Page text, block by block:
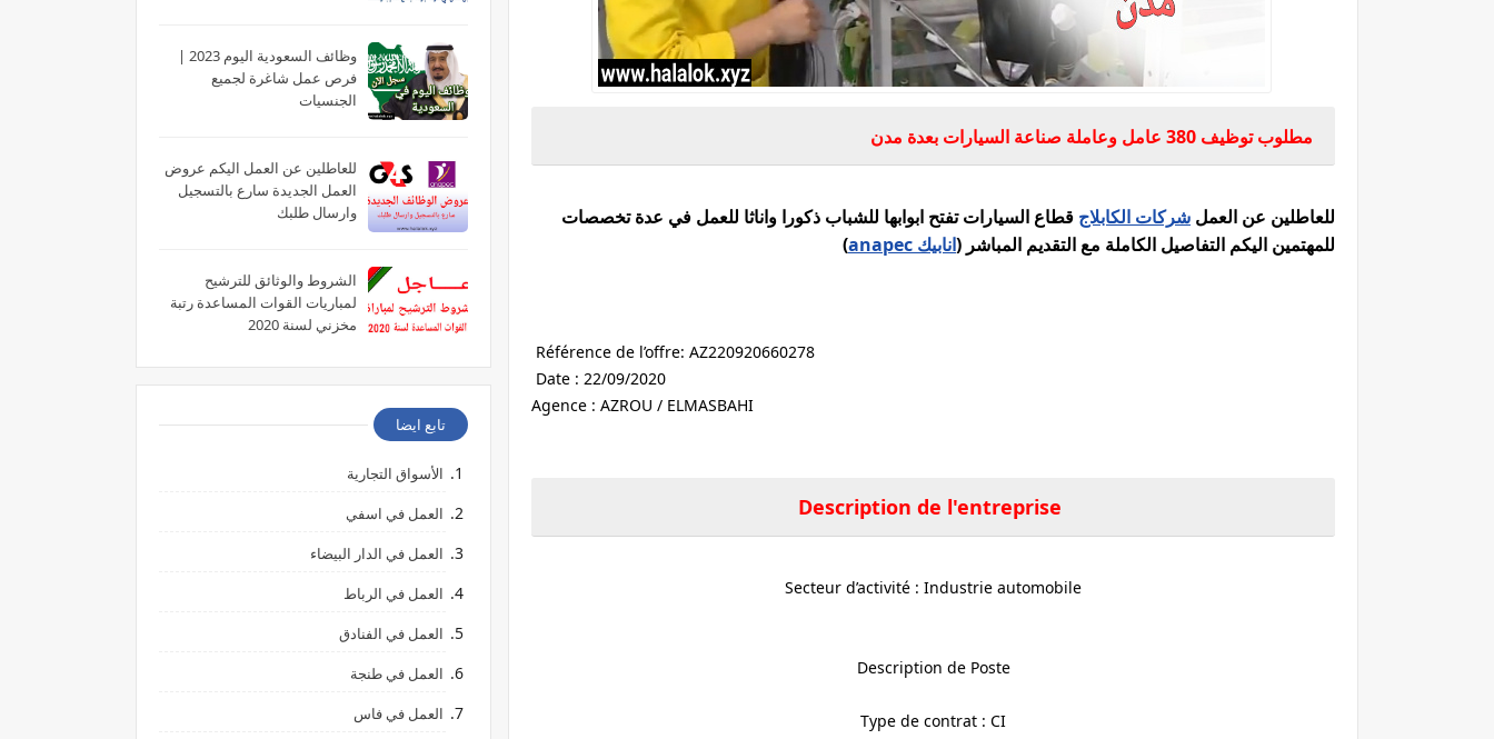
مطلوب توظيف 380 عامل وعاملة صناعة السيارات بعدة مدن
للعاطلين عن العمل شركات الكابلاج قطاع السيارات تفتح ابوابها للشباب ذكورا واناثا للعمل في عدة تخصصات
للمهتمين اليكم التفاصيل الكاملة مع التقديم المباشر (انابيك anapec )
Référence de l’offre: AZ220920660278
Date : 22/09/2020
Agence : AZROU / ELMASBAHI
Description de l'entreprise
Secteur d’activité : Industrie automobile
Description de Poste
Type de contrat : CI
وظائف السعودية اليوم 2023 |
فرص عمل شاغرة لجميع
الجنسيات
للعاطلين عن العمل اليكم عروض
العمل الجديدة سارع بالتسجيل
وارسال طلبك
الشروط والوثائق للترشيح
لمباريات القوات المساعدة رتبة
مخزني لسنة 2020
تابع ايضا
الأسواق التجارية
العمل في اسفي
العمل في الدار البيضاء
العمل في الرباط
العمل في الفنادق
العمل في طنجة
العمل في فاس